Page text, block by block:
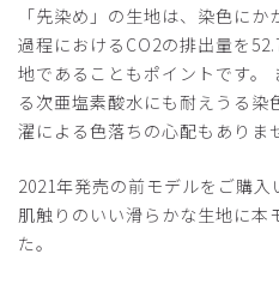
べて想像通りのスクラブです
す。もっと早く購入していた
ブラウンが一番欲しかったです
たまたま用事があり通りかか
た際に対応してくださった女
しく嬉しかったです←余談です
商品：L45レディース:グレ
ス/ネイビー/M
「先染め」の生地は、染色に
過程におけるCO2の排出量を
地であることもポイントです。
る次亜塩素酸水にも耐えうる染
濯による色落ちの心配もありま
2021年発売の前モデルをご購入
肌触りのいい滑らかな生地に本
た。